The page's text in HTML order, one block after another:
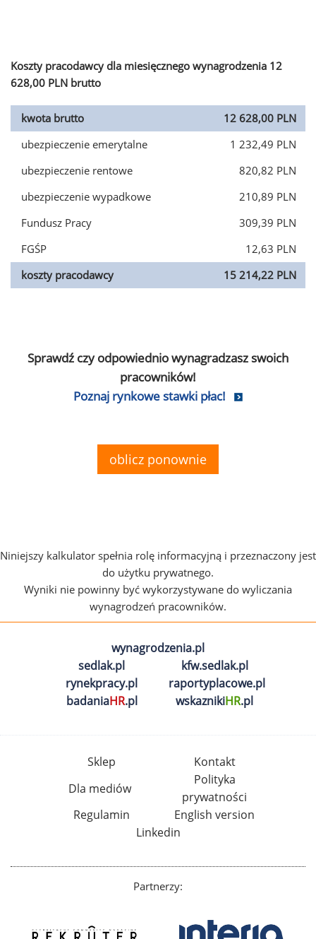
Koszty pracodawcy dla miesięcznego wynagrodzenia 12
628,00 PLN brutto
kwota brutto
12 628,00 PLN
ubezpieczenie emerytalne
1 232,49 PLN
ubezpieczenie rentowe
820,82 PLN
ubezpieczenie wypadkowe
210,89 PLN
Fundusz Pracy
309,39 PLN
FGŚP
12,63 PLN
koszty pracodawcy
15 214,22 PLN
Sprawdź czy odpowiednio wynagradzasz swoich
pracowników!
Poznaj rynkowe stawki płac!
oblicz ponownie
Niniejszy kalkulator spełnia rolę informacyjną i przeznaczony jest
do użytku prywatnego.
Wyniki nie powinny być wykorzystywane do wyliczania
wynagrodzeń pracowników.
wynagrodzenia.pl
sedlak.pl
kfw.sedlak.pl
rynekpracy.pl
raportyplacowe.pl
badaniaHR.pl wskaznikiHR.pl
Sklep
Kontakt
Dla mediów
Polityka
prywatności
Regulamin
English version
Linkedin
Partnerzy: